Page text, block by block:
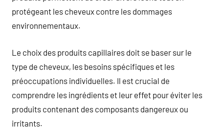
protégeant les cheveux contre les dommages
environnementaux.
Le choix des produits capillaires doit se baser sur le
type de cheveux, les besoins spécifiques et les
préoccupations individuelles. Il est crucial de
comprendre les ingrédients et leur effet pour éviter les
produits contenant des composants dangereux ou
irritants.